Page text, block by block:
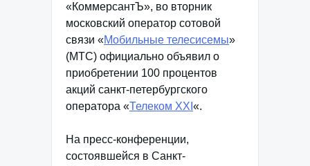
«КоммерсантЪ», во вторник
московский оператор сотовой
связи «Мобильные телесисемы»
(МТС) официально объявил о
приобретении 100 процентов
акций санкт-петербургского
оператора «Телеком XXI «.
На пресс-конференции,
состоявшейся в Санкт-